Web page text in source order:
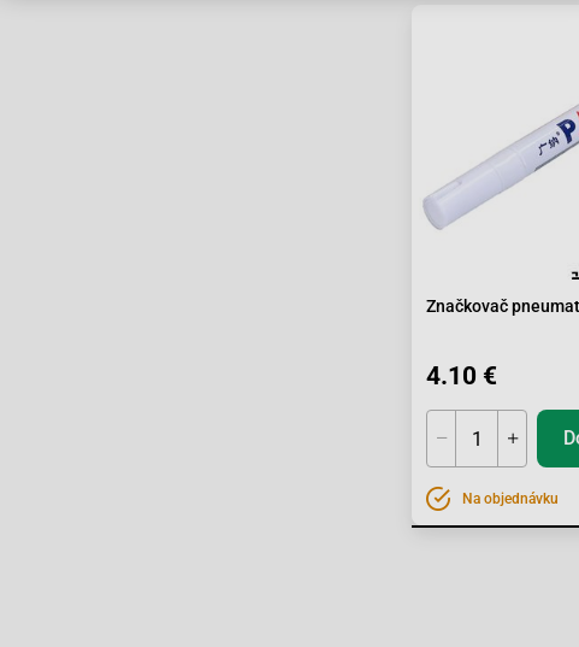
Značkovač
4.10 €
Na objednávku